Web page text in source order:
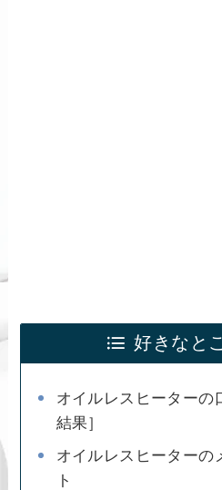
好きなと
オイルレスヒーターの
結果］
オイルレスヒーターの
ト